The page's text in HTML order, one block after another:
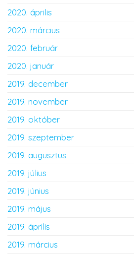
2020. április
2020. március
2020. február
2020. január
2019. december
2019. november
2019. október
2019. szeptember
2019. augusztus
2019. július
2019. június
2019. május
2019. április
2019. március